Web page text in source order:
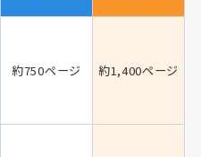
約750ページ 約1,400ページ